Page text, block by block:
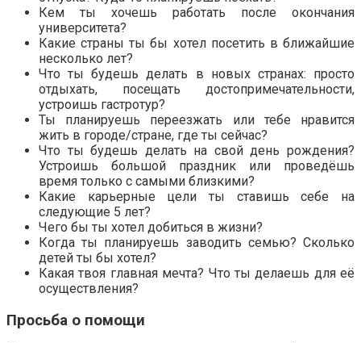
Кем ты хочешь работать после окончания
университета?
Какие страны ты бы хотел посетить в ближайшие
несколько лет?
Что ты будешь делать в новых странах: просто
отдыхать, посещать достопримечательности,
устроишь гастротур?
Ты планируешь переезжать или тебе нравится
жить в городе/стране, где ты сейчас?
Что ты будешь делать на свой день рождения?
Устроишь большой праздник или проведёшь
время только с самыми близкими?
Какие карьерные цели ты ставишь себе на
следующие 5 лет?
Чего бы ты хотел добиться в жизни?
Когда ты планируешь заводить семью? Сколько
детей ты бы хотел?
Какая твоя главная мечта? Что ты делаешь для её
осуществления?
Просьба о помощи